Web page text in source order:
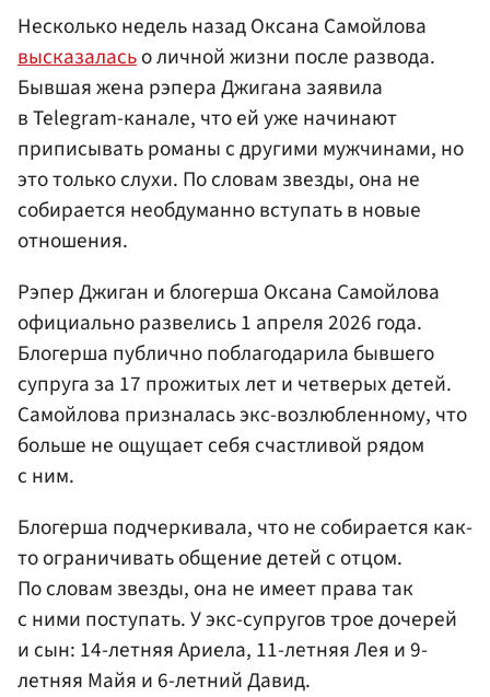
Несколько недель назад Оксана Самойлова
высказаласьо личной жизни после развода.
Бывшая жена рэпера Джигана заявила
в Telegram-канале, что ей уже начинают
приписывать романы с другими мужчинами, но
это только слухи. По словам звезды, она не
собирается необдуманно вступать в новые
отношения.
Рэпер Джиган и блогерша Оксана Самойлова
официально развелись 1 апреля 2026 года.
Блогерша публично поблагодарила бывшего
супруга за 17 прожитых лет и четверых детей.
Самойлова призналась экс-возлюбленному, что
больше не ощущает себя счастливой рядом
с ним.
Блогерша подчеркивала, что не собирается как-
то ограничивать общение детей с отцом.
По словам звезды, она не имеет права так
с ними поступать. У экс-супругов трое дочерей
и сын: 14-летняя Ариела, 11-летняя Лея и 9-
летняя Майя и 6-летний Давид.